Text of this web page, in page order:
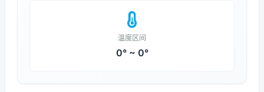
温度区间
0° ~ 0°